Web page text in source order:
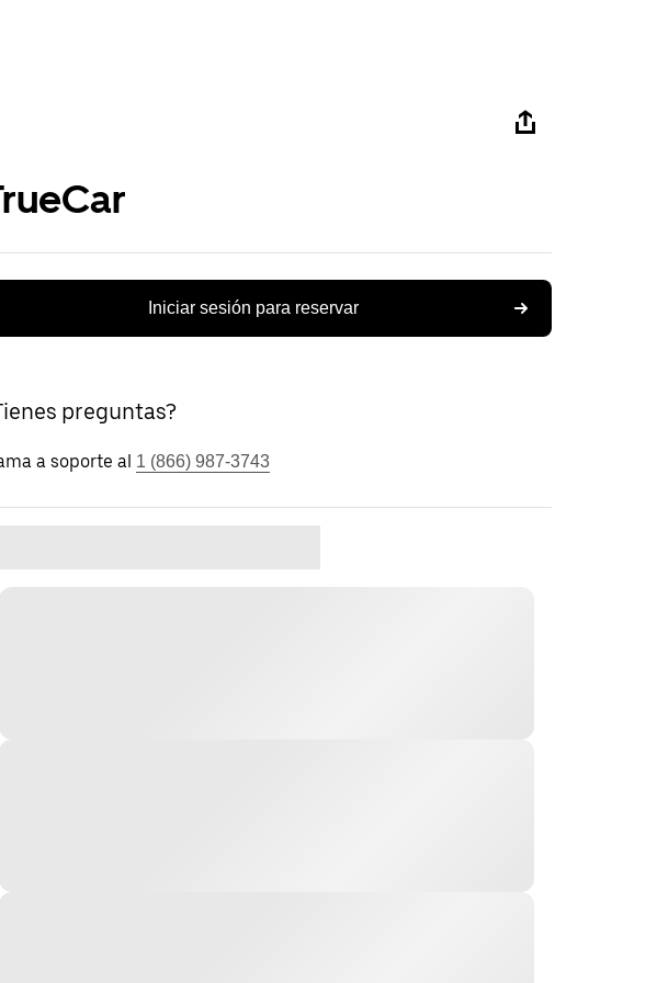
Iniciar sesión para reservar
preguntas?
a soporte al 1 (866) 987-3743